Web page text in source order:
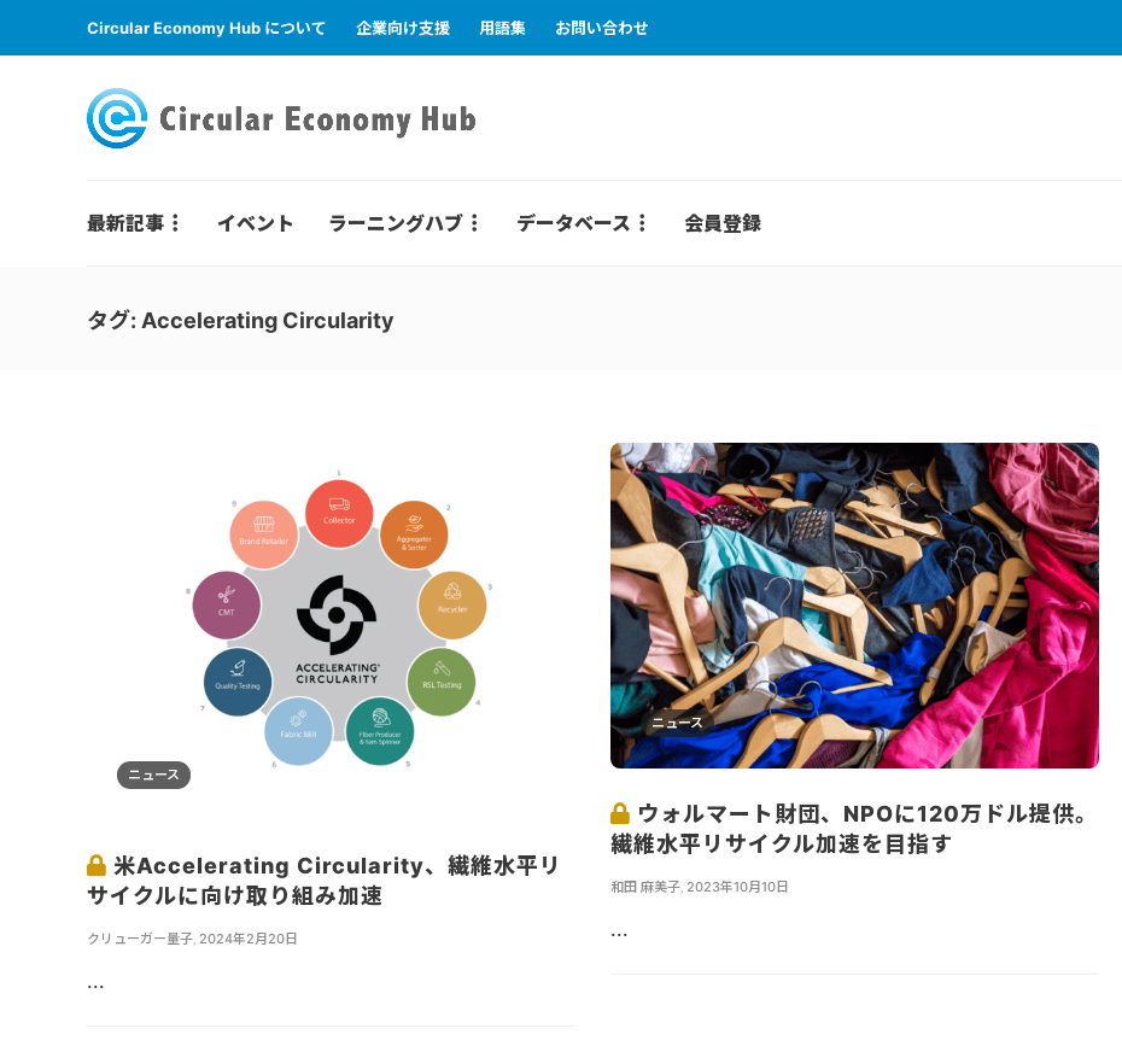
Circular Economy Hub について 企業向け支援 用語集 お問い合わせ
最新記事 イベント ラーニングハブ データベース 会員登録
タグ: Accelerating Circularity
ニュース
米Accelerating Circularity、繊維水平リ
サイクルに向け取り組み加速
クリューガー量子 2024年2月20日
...
ニュース
ウォルマート財団、NPOに120万ドル提供。
繊維水平リサイクル加速を目指す
和田 麻美子 2023年10月10日
...